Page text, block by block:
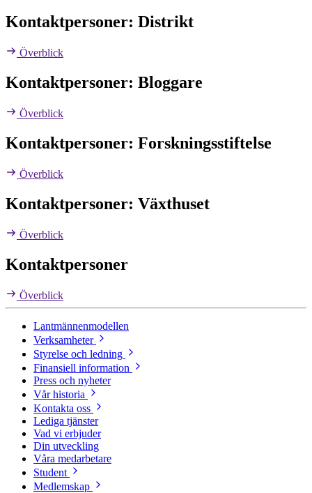
Kontaktpersoner: Distrikt
Överblick
Kontaktpersoner: Bloggare
Överblick
Kontaktpersoner: Forskningsstiftelse
Överblick
Kontaktpersoner: Växthuset
Överblick
Kontaktpersoner
Överblick
Lantmännenmodellen
Verksamheter
Styrelse och ledning
Finansiell information
Press och nyheter
Vår historia
Kontakta oss
Lediga tjänster
Vad vi erbjuder
Din utveckling
Våra medarbetare
Student
Medlemskap